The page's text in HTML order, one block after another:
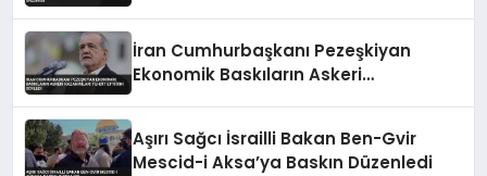
İran Cumhurbaşkanı Pezeşkiyan
Ekonomik Baskıların Askeri
Aşırı Sağcı İsrailli Bakan Ben-Gvir
Mescid-i Aksa’ya Baskın Düzenledi